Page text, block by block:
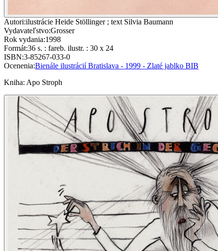
Autori:ilustrácie Heide Stöllinger ; text Silvia Baumann
Vydavateľstvo:Grosser
Rok vydania:1998
Formát:36 s. : fareb. ilustr. : 30 x 24
ISBN:3-85267-033-0
Ocenenia:Bienále ilustrácií Bratislava - 1999 - Zlaté jablko BIB
Kniha: Apo Stroph